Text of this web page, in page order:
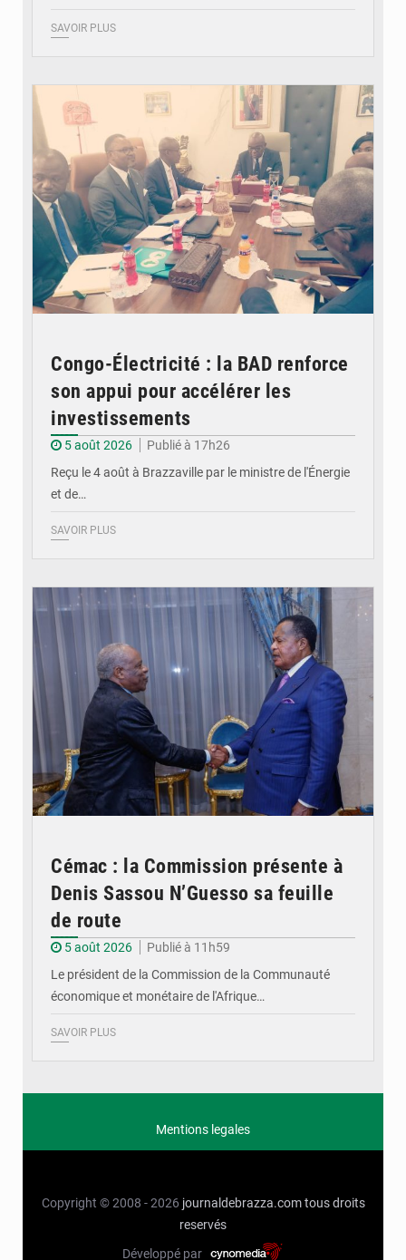
SAVOIR PLUS
Congo-Électricité : la BAD renforce
son appui pour accélérer les
investissements
5 août 2026
Publié à 17h26
Reçu le 4 août à Brazzaville par le ministre de l'Énergie
et de…
SAVOIR PLUS
Cémac : la Commission présente à
Denis Sassou N’Guesso sa feuille
de route
5 août 2026
Publié à 11h59
Le président de la Commission de la Communauté
économique et monétaire de l'Afrique…
SAVOIR PLUS
Mentions legales
Copyright © 2008 - 2026 journaldebrazza.com tous droits
reservés
Développé par